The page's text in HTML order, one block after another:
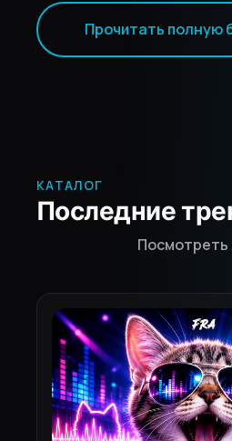
Прочитать полную
КАТАЛОГ
Последние
Посмотреть